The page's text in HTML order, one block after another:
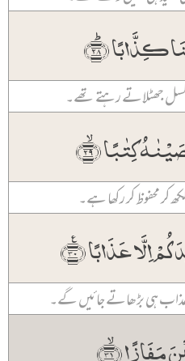
کِذَّابًا ﴿ؕ۲۸﴾
جھٹلاتے رہتے تھے۔
کِتٰبًا ﴿ۙ۲۹﴾
کر محفوظ کر رکھا ہے۔
عَذَابًا ﴿٪۳۰﴾
ہی بڑھاتے جائیں گے۔
﴿ۙ۳۱﴾